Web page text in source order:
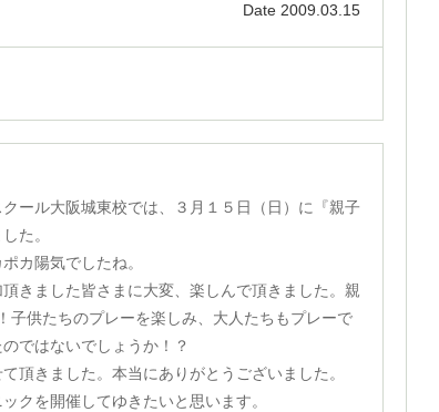
Date 2009.03.15
ール大阪城東校では、３月１５日（日）に『親子
た。
カ陽気でしたね。
きました皆さまに大変、楽しんで頂きました。親
子供たちのプレーを楽しみ、大人たちもプレーで
ではないでしょうか！？
頂きました。本当にありがとうございました。
クを開催してゆきたいと思います。